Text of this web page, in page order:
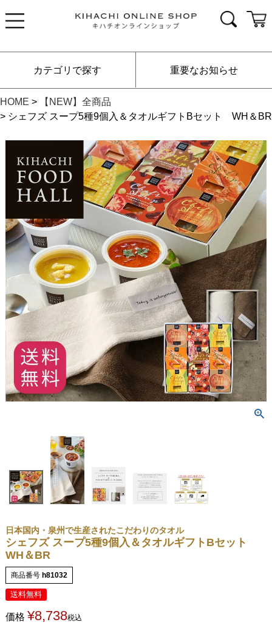
カテゴリで探す 重要なお知らせ
HOME
【NEW】全商品
シェフズ スープ5種9個入＆タオルギフトBセット WH＆BR
日本国内・泉州で生産されたこだわりのタオル
シェフズ スープ5種9個入＆タオルギフトBセット
WH＆BR
商品番号 h81032
送料無料
価格 ¥8,738税込